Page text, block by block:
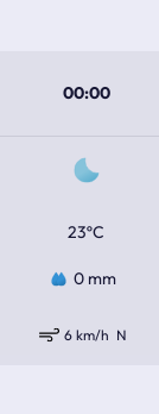
00:00
23ºC
0 mm
6 km/h N